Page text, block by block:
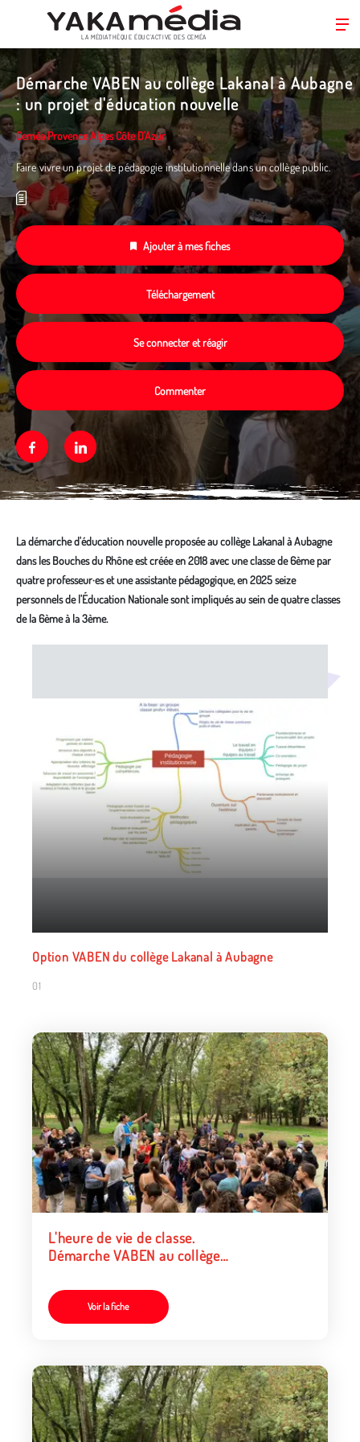
Aller
au
contenu
principal
LA MÉDIATHÈQUE ÉDUC’ACTIVE DES CEMÉA
Démarche VABEN au collège Lakanal à Aubagne
: un projet d'éducation nouvelle
Ceméa Provence Alpes Côte D'Azur
Faire vivre un projet de pédagogie institutionnelle dans un collège public.
Ajouter à mes fiches
Téléchargement
Se connecter et réagir
Commenter
FacebookLinkedin
La démarche d'éducation nouvelle proposée au collège Lakanal à Aubagne
dans les Bouches du Rhône est créée en 2018 avec une classe de 6ème par
quatre professeur·es et une assistante pédagogique, en 2025 seize
personnels de l'Éducation Nationale sont impliqués au sein de quatre classes
de la 6ème à la 3ème.
du collège Lakanal à Aubagne Option VABEN du
L'heure de vie de classe.
Démarche VABEN au collège
Voir la fiche